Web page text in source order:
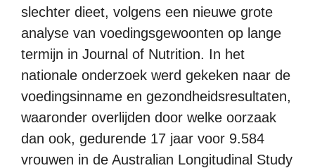
slechter dieet, volgens een nieuwe grote
analyse van voedingsgewoonten op lange
termijn in Journal of Nutrition. In het
nationale onderzoek werd gekeken naar de
voedingsinname en gezondheidsresultaten,
waaronder overlijden door welke oorzaak
dan ook, gedurende 17 jaar voor 9.584
vrouwen in de Australian Longitudinal Study